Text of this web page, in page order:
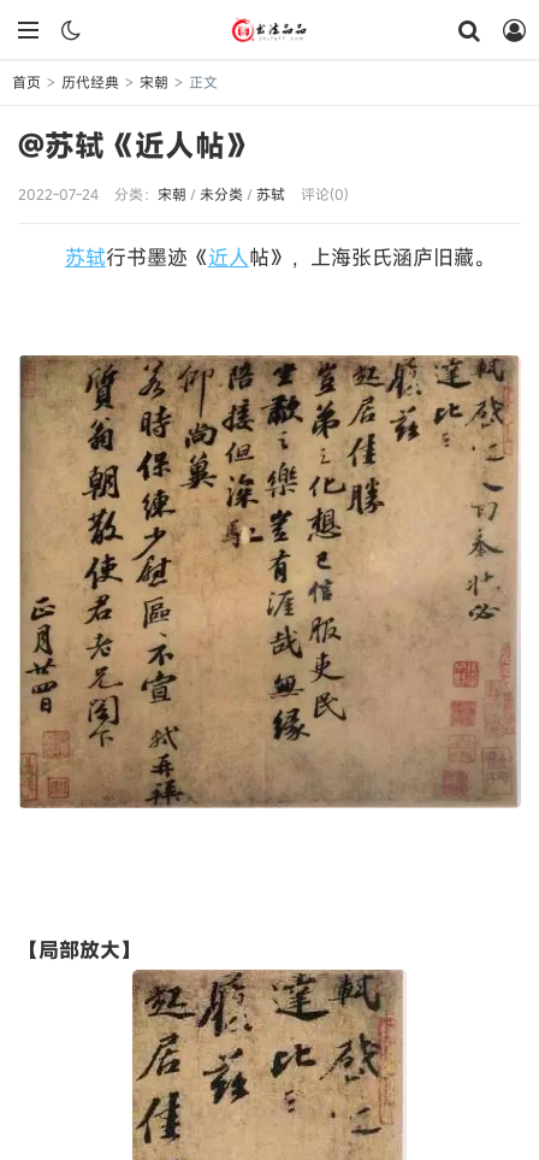
首页 > 历代经典 > 宋朝 > 正文
@苏轼《近人帖》
2022-07-24 分类： 宋朝 / 未分类 / 苏轼 评论(0)
苏轼行书墨迹《近人帖》，上海张氏涵庐旧藏。
【局部放大】